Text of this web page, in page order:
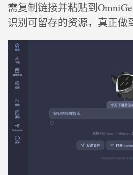
需复制链接并粘贴到
识别可留存的资源，真正做